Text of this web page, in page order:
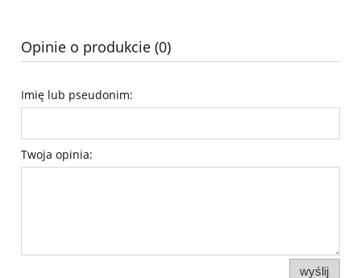
Opinie o produkcie (0)
Imię lub pseudonim:
Twoja opinia:
wyślij